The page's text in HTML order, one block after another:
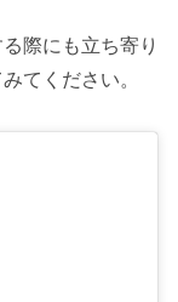
際にも立ち寄り
てください。